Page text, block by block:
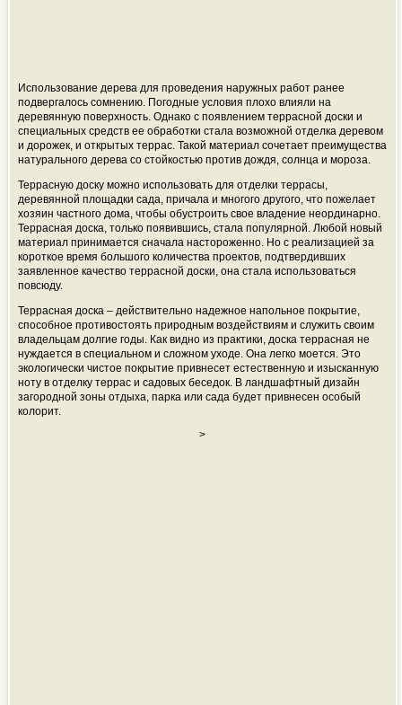
Использование дерева для проведения наружных работ ранее
подвергалось сомнению. Погодные условия плохо влияли на
деревянную поверхность. Однако с появлением террасной доски и
специальных средств ее обработки стала возможной отделка деревом
и дорожек, и открытых террас. Такой материал сочетает преимущества
натурального дерева со стойкостью против дождя, солнца и мороза.
Террасную доску можно использовать для отделки террасы,
деревянной площадки сада, причала и многого другого, что пожелает
хозяин частного дома, чтобы обустроить свое владение неординарно.
Террасная доска, только появившись, стала популярной. Любой новый
материал принимается сначала настороженно. Но с реализацией за
короткое время большого количества проектов, подтвердивших
заявленное качество террасной доски, она стала использоваться
повсюду.
Террасная доска – действительно надежное напольное покрытие,
способное противостоять природным воздействиям и служить своим
владельцам долгие годы. Как видно из практики, доска террасная не
нуждается в специальном и сложном уходе. Она легко моется. Это
экологически чистое покрытие привнесет естественную и изысканную
ноту в отделку террас и садовых беседок. В ландшафтный дизайн
загородной зоны отдыха, парка или сада будет привнесен особый
колорит.
>